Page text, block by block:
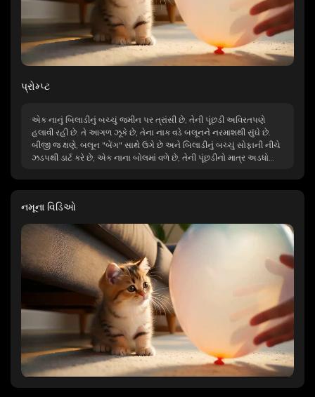
પ્રોમ્પ્ટ
એક નાનું બિલાડીનું બચ્ચું જમીન પર ત્રાંસી છે, તેની પૂંછડી અવિરતપણે
હલાવી રહી છે. તે આગળ ઝૂકે છે, તેના નાક વડે બલૂનને નરમાશથી સુંઘે છે.
બીજી જ ક્ષણે, બલૂન "બેંગ" સાથે ઉગે છે અને બિલાડીનું બચ્ચું સોફાની નીચે
ઝડપથી ડાર્ટ કરે છે, એક નાના બોલમાં વળે છે, તેની પૂંછડીનો માત્ર અડધો
નમૂના વિડિઓ